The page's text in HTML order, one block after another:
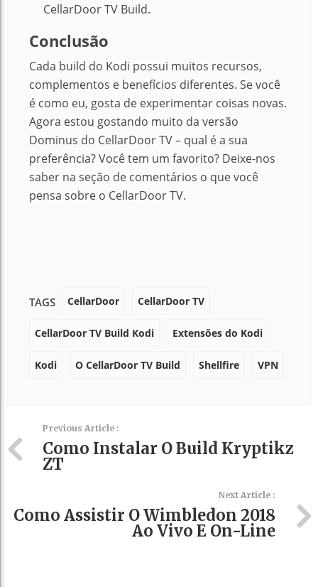
CellarDoor TV Build.
Conclusão
Cada build do Kodi possui muitos recursos,
complementos e benefícios diferentes. Se você
é como eu, gosta de experimentar coisas novas.
Agora estou gostando muito da versão
Dominus do CellarDoor TV – qual é a sua
preferência? Você tem um favorito? Deixe-nos
saber na seção de comentários o que você
pensa sobre o CellarDoor TV.
TAGS CellarDoor CellarDoor TV
CellarDoor TV Build Kodi Extensões do Kodi
Kodi O CellarDoor TV Build Shellfire VPN
Previous Article :
Como Instalar O Build Kryptikz
ZT
Next Article :
Como Assistir O Wimbledon 2018
Ao Vivo E On-Line